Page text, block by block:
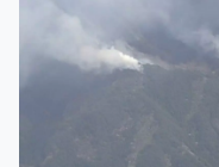
原本工程預算約25億
復鮑威爾拒絕減息。
指示司法部結束刑事
聯儲局辦公大樓翻新
疑會重啟刑事調查。
銀行委員會會議作證